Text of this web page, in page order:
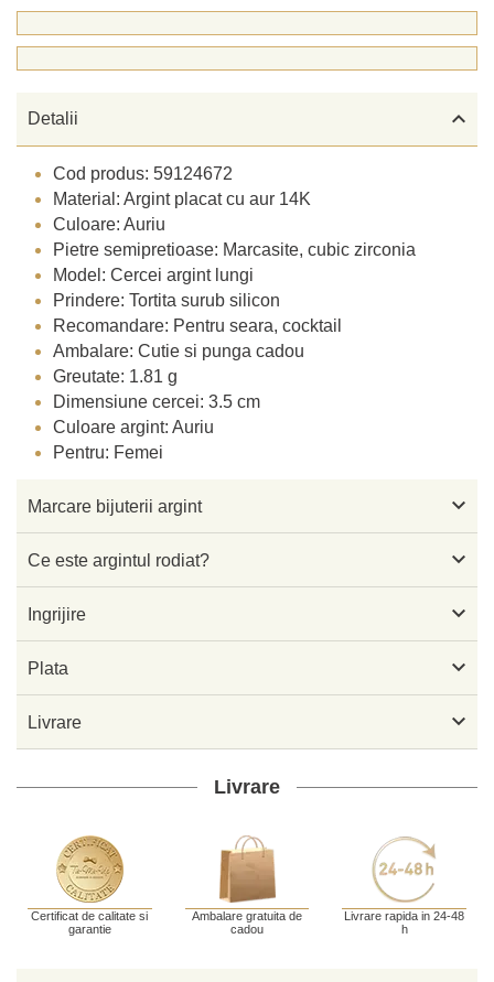
Detalii 
Cod produs: 59124672
Material: Argint placat cu aur 14K
Culoare: Auriu
Pietre semipretioase: Marcasite, cubic zirconia
Model: Cercei argint lungi
Prindere: Tortita surub silicon
Recomandare: Pentru seara, cocktail
Ambalare: Cutie si punga cadou
Greutate: 1.81 g
Dimensiune cercei: 3.5 cm
Culoare argint: Auriu
Pentru: Femei
Marcare bijuterii argint 
Ce este argintul rodiat? 
Ingrijire 
Plata 
Livrare 
Livrare
Certificat de calitate si
garantie
Ambalare gratuita de
cadou
Livrare rapida in 24-48
h